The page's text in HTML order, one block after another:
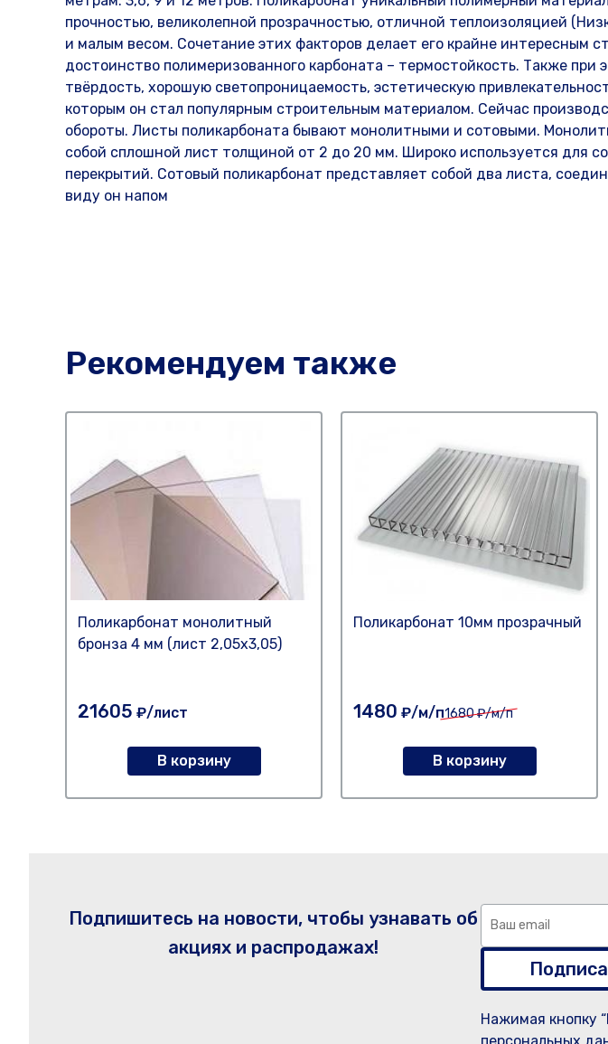
прочностью, великолепной прозрачностью, отличной теплоизоляцией
и малым весом. Сочетание этих факторов делает его крайне интересным
достоинство полимеризованного карбоната – термостойкость. Также
твёрдость, хорошую светопроницаемость, эстетическую
которым он стал популярным строительным материалом. Сейчас
обороты. Листы поликарбоната бывают монолитными и сотовыми.
собой сплошной лист толщиной от 2 до 20 мм. Широко используется для
перекрытий. Сотовый поликарбонат представляет собой два листа,
виду он напом
Рекомендуем также
Поликарбонат монолитный
бронза 4 мм (лист 2,05х3,05)
21605 ₽/лист
В корзину
Поликарбонат 10мм прозрачный
1480 ₽/м/п1680₽/м/п
В корзину
Подпишитесь на новости, чтобы узнавать об
акциях и распродажах!
Нажимая кнопку